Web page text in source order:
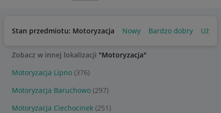
Stan przedmiotu: Motoryzacja Nowy Bardzo dobry
Zobacz w innej lokalizacji "Motoryzacja"
Motoryzacja Lipno (376)
Motoryzacja Baruchowo (297)
Motoryzacja Ciechocinek (251)